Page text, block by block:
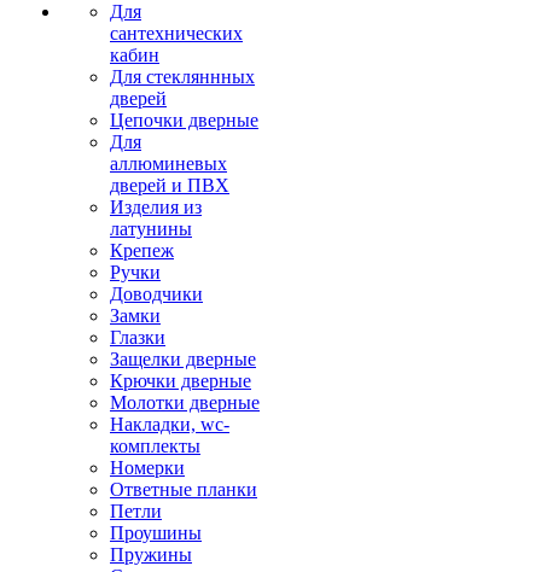
Для
сантехнических
кабин
Для стекляннных
дверей
Цепочки дверные
Для
аллюминевых
дверей и ПВХ
Изделия из
латунины
Крепеж
Ручки
Доводчики
Замки
Глазки
Защелки дверные
Крючки дверные
Молотки дверные
Накладки, wc-
комплекты
Номерки
Ответные планки
Петли
Проушины
Пружины